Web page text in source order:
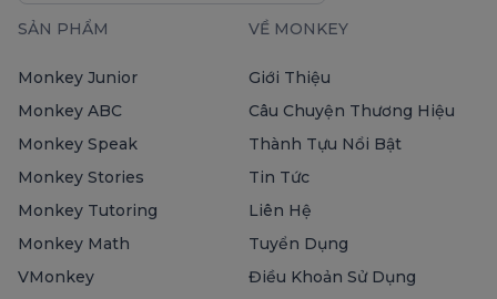
SẢN PHẨM
Monkey Junior
Monkey ABC
Monkey Speak
Monkey Stories
Monkey Tutoring
Monkey Math
VMonkey
VỀ MONKEY
Giới Thiệu
Câu Chuyện Thương Hiệu
Thành Tựu Nổi Bật
Tin Tức
Liên Hệ
Tuyển Dụng
Điều Khoản Sử Dụng